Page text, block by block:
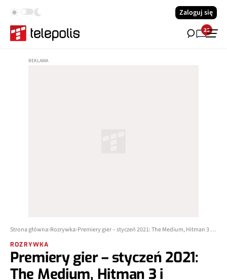
Zaloguj się
23
Strona główna Rozrywka Premiery gier – styczeń 2021: The Medium, Hitman 3 i Twierdza
ROZRYWKA
Premiery gier – styczeń 2021:
The Medium, Hitman 3 i